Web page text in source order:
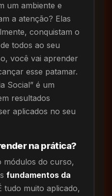
um ambiente e
a atenção? Elas
conquistam o
todos ao seu
você vai aprender
esse patamar.
Social” é um
resultados
aplicados no seu
na prática?
módulos do curso,
fundamentos da
tudo muito aplicado,